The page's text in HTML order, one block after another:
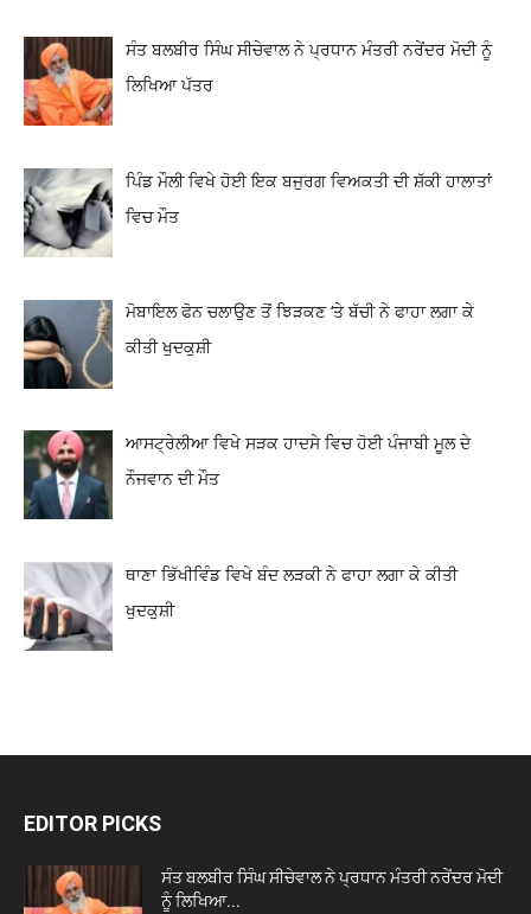
ਸੰਤ ਬਲਬੀਰ ਸਿੰਘ ਸੀਚੇਵਾਲ ਨੇ ਪ੍ਰਧਾਨ ਮੰਤਰੀ ਨਰੇਂਦਰ ਮੋਦੀ ਨੂੰ
ਲਿਖਿਆ ਪੱਤਰ
ਪਿੰਡ ਮੌਲੀ ਵਿਖੇ ਹੋਈ ਇਕ ਬਜੁਰਗ ਵਿਅਕਤੀ ਦੀ ਸ਼ੱਕੀ ਹਾਲਾਤਾਂ
ਵਿਚ ਮੌਤ
ਮੋਬਾਇਲ ਫੋਨ ਚਲਾਉਣ ਤੋਂ ਝਿੜਕਣ ‘ਤੇ ਬੱਚੀ ਨੇ ਫਾਹਾ ਲਗਾ ਕੇ
ਕੀਤੀ ਖੁਦਕੁਸ਼ੀ
ਆਸਟ੍ਰੇਲੀਆ ਵਿਖੇ ਸੜਕ ਹਾਦਸੇ ਵਿਚ ਹੋਈ ਪੰਜਾਬੀ ਮੂਲ ਦੇ
ਨੌਜਵਾਨ ਦੀ ਮੌਤ
ਥਾਣਾ ਭਿੱਖੀਵਿੰਡ ਵਿਖੇ ਬੰਦ ਲੜਕੀ ਨੇ ਫਾਹਾ ਲਗਾ ਕੇ ਕੀਤੀ
ਖੁਦਕੁਸ਼ੀ
EDITOR PICKS
ਸੰਤ ਬਲਬੀਰ ਸਿੰਘ ਸੀਚੇਵਾਲ ਨੇ ਪ੍ਰਧਾਨ ਮੰਤਰੀ ਨਰੇਂਦਰ ਮੋਦੀ
ਨੂੰ ਲਿਖਿਆ...